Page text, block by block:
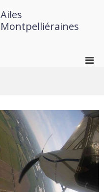
Ailes
Montpelliéraines